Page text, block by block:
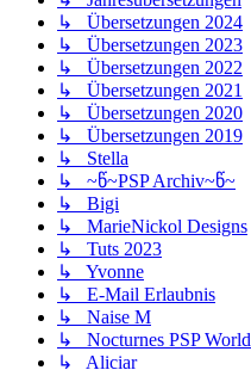
↳ Übersetzungen 2024
↳ Übersetzungen 2023
↳ Übersetzungen 2022
↳ Übersetzungen 2021
↳ Übersetzungen 2020
↳ Übersetzungen 2019
↳ Stella
↳ ~წ~PSP Archiv~წ~
↳ Bigi
↳ MarieNickol Designs
↳ Tuts 2023
↳ Yvonne
↳ E-Mail Erlaubnis
↳ Naise M
↳ Nocturnes PSP World
↳ Aliciar